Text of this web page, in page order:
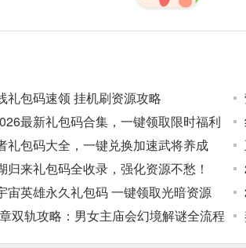
礼包码速领 挂机刷资源攻略
最新礼包码合集，一键领取限时福利
礼包码大全，一键兑换加速武将养成
归来礼包码全收录，强化资源不愁！
宙英雄永久礼包码 一键领取光暗资源
双轨攻略：男女主庙会幻境解谜全流程